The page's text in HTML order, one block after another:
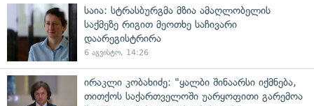
საია: სტრასბურგმა მზია ამაღლობელის
საქმეზე რიგით მეოთხე საჩივარი
დაარეგისტრირა
6 აგვისტო, 14:26
ირაკლი კობახიძე: "ყალბი შინაარსი იქმნება,
თითქოს საქართველოში უარყოფითი გარემოა